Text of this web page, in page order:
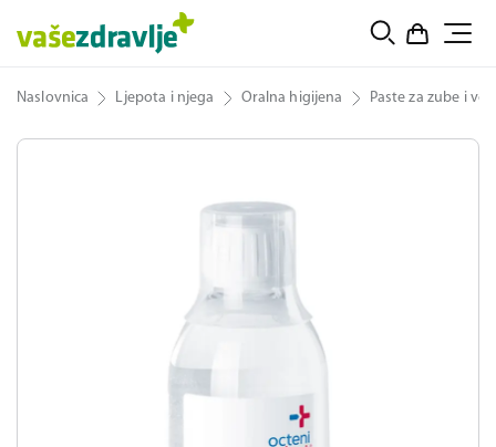
Naslovnica Ljepota i njega Oralna higijena Paste za zube i